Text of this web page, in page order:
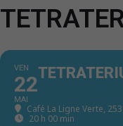
VEN
22
MAI
Café La Ligne Verte,
20 h 00 min - 23 h 59 min